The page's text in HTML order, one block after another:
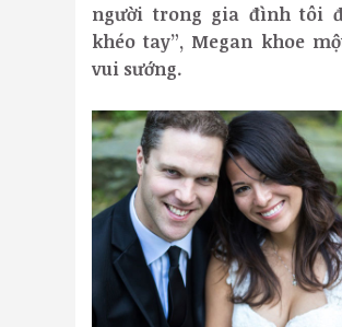
người trong gia đình tôi
khéo tay”, Megan khoe
vui sướng.